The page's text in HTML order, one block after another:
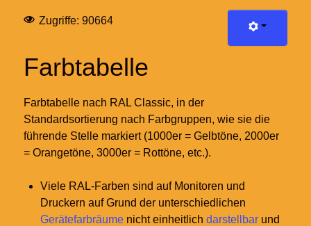
Zugriffe: 90664
Farbtabelle
Farbtabelle nach RAL Classic, in der
Standardsortierung nach Farbgruppen, wie sie die
führende Stelle markiert (1000er = Gelbtöne, 2000er
= Orangetöne, 3000er = Rottöne, etc.).
Viele RAL-Farben sind auf Monitoren und
Druckern auf Grund der unterschiedlichen
Gerätefarbräume nicht einheitlich darstellbar und